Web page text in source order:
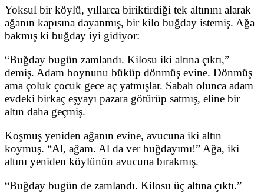
Yoksul bir köylü, yıllarca biriktirdiği tek altınını alarak
ağanın kapısına dayanmış, bir kilo buğday istemiş. Ağa
bakmış ki buğday iyi gidiyor:
“Buğday bugün zamlandı. Kilosu iki altına çıktı,”
demiş. Adam boynunu büküp dönmüş evine. Dönmüş
ama çoluk çocuk gece aç yatmışlar. Sabah olunca adam
evdeki birkaç eşyayı pazara götürüp satmış, eline bir
altın daha geçmiş.
Koşmuş yeniden ağanın evine, avucuna iki altın
koymuş. “Al, ağam. Al da ver buğdayımı!” Ağa, iki
altını yeniden köylünün avucuna bırakmış.
“Buğday bugün de zamlandı. Kilosu üç altına çıktı.”